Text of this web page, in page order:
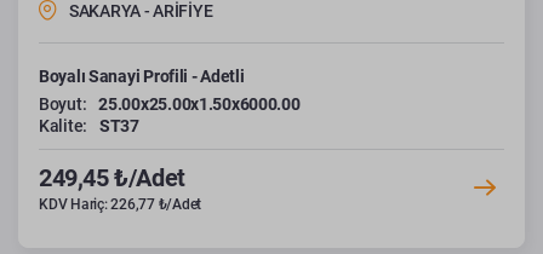
SAKARYA - ARİFİYE
Boyalı Sanayi Profili - Adetli
Boyut:
25.00x25.00x1.50x6000.00
Kalite:
ST37
249,45 ₺/Adet
KDV Hariç: 226,77 ₺/Adet